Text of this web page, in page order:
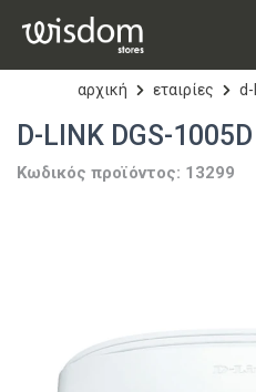
αρχική εταιρίες
D-LINK DGS-1005D
Κωδικός προϊόντος: 13299